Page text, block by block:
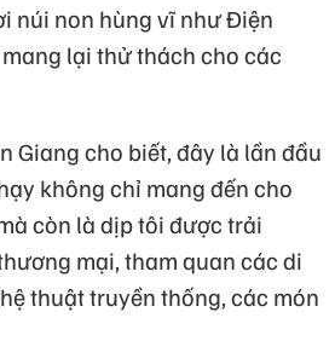
núi non hùng vĩ như Điện
lại thử thách cho các
Giang cho biết, đây là lần đầu
không chỉ mang đến cho
còn là dịp tôi được trải
mại, tham quan các di
thuật truyền thống, các món